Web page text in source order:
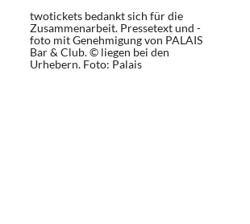
twotickets bedankt sich für die
Zusammenarbeit. Pressetext und -
foto mit Genehmigung von PALAIS
Bar & Club. © liegen bei den
Urhebern. Foto: Palais